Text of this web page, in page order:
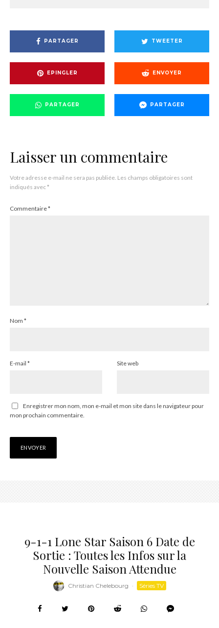
PARTAGER TWEETER
EPINGLER ENVOYER
PARTAGER PARTAGER
Laisser un commentaire
Votre adresse e-mail ne sera pas publiée. Les champs obligatoires sont
indiqués avec*
Commentaire*
Nom *
E-mail * Site web
Enregistrer mon nom, mon e-mail et mon site dans le navigateur pour
mon prochain commentaire.
9-1-1 Lone Star Saison 6 Date de
Sortie : Toutes les Infos sur la
Nouvelle Saison Attendue
Christian Chelebourg · Séries TV